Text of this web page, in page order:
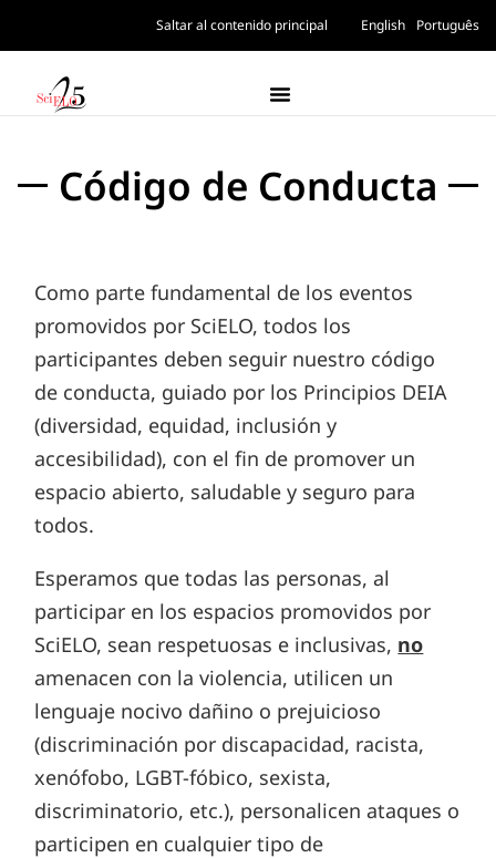
Saltar al contenido principal English Português
Código de Conducta
Como parte fundamental de los eventos
promovidos por SciELO, todos los
participantes deben seguir nuestro código
de conducta, guiado por los Principios DEIA
(diversidad, equidad, inclusión y
accesibilidad), con el fin de promover un
espacio abierto, saludable y seguro para
todos.
Esperamos que todas las personas, al
participar en los espacios promovidos por
SciELO, sean respetuosas e inclusivas, no
amenacen con la violencia, utilicen un
lenguaje nocivo dañino o prejuicioso
(discriminación por discapacidad, racista,
xenófobo, LGBT-fóbico, sexista,
discriminatorio, etc.), personalicen ataques o
participen en cualquier tipo de